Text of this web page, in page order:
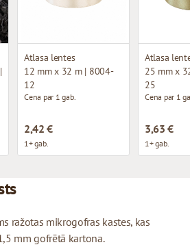
Atlasa lentes
12 mm x 32 m | 8004-
12
Cena par 1 gab.
2,42 €
1+ gab.
Atlasa
25 mm x
25
Cena par 1
3,63 €
1+ gab.
ražotas mikrogofras kastes, kas
mm gofrētā kartona.